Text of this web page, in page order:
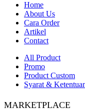
Home
About Us
Cara Order
Artikel
Contact
All Product
Promo
Product Custom
Syarat &
MARKETPLACE